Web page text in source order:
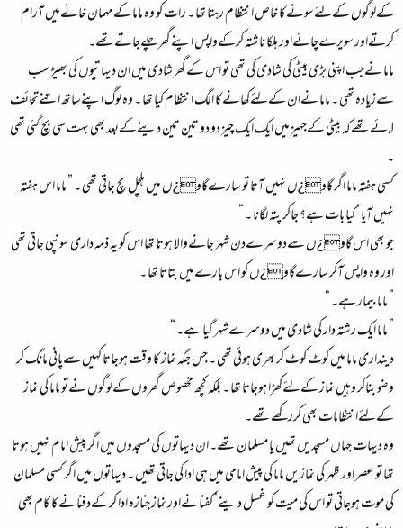
کےلوگوں کےلئےسونےکا خاص انتظام رہتا تھا ۔ رات کو وہ ماما کےمہمان خانےمیں آرام
کرتےاور سویرےچائےاور ہلکا ناشتہ کرکےواپس اپنےگھر چلےجاتےتھے۔
ماما نےجب اپنی بڑی بیٹی کی شادی کی تھی تو اس کےگھر شادی میں ان دیہاتیوں کی بھیڑ سب
سےزیادہ تھی ۔ ماما نےان کےلئےکھانےکا الگ انتظام کیا تھا ۔ وہ لوگ اپنےساتھ اتنےتحائف
لائےتھےکہ بیٹی کےجہیز میں ایک ایک چیز دو دو تین تین دینےکےبعد بھی بہت سی بچ گئی تھی
۔
کسی ہفتہ ماما اگر گاو¿ں نہیں آتا تو سارےگاو¿ں میں ہلچل مچ جاتی تھی ۔ ” ماما اس ہفتہ
نہیں آیا ‘ کیا بات ہے؟ جاکر پتہ لگانا ۔ “
جو بھی اس گاو¿ں سےدوسرےدن شہر جانےوالا ہوتا تھا اس کو یہ ذمہ داری سونپی جاتی تھی
اور وہ واپس آکر سارےگاو¿ں کو اس بارےمیں بتاتا تھا ۔
” ماما بیمار ہے۔ “
” ماما ایک رشتہ دار کی شادی میں دوسرےشہر گیا ہے۔ “
دینداری ماما میں کوٹ کوٹ کر بھری ہوئی تھی ۔ جس جگہ نماز کا وقت ہوجاتا کہیں سےپانی مانگ کر
وضو بناکر وہیں نماز کےلئےکھڑا ہوجاتا تھا ۔ بلکہ کچھ مخصوص گھروں کےلوگوں نےتو ماما کی نماز
کےلئےانتظامات بھی کررکھےتھے۔
وہ دیہات جہاں مسجدیں تھیں یا مسلمان تھے۔ ان دیہاتوں کی مسجدوں میں اگر پیش امام نہیں ہوتا
تھا تو عصر اور ظہر کی نمازیں ماما کی پیش امامی میں ہی ادا کی جاتی تھیں ۔ دیہاتوں میں اگر کسی مسلمان
کی موت ہوجاتی تو اس کی میت کو غسل دینے‘ کفنانےاور نماز جنازہ ادا کرکےدفنانےکا کام بھی